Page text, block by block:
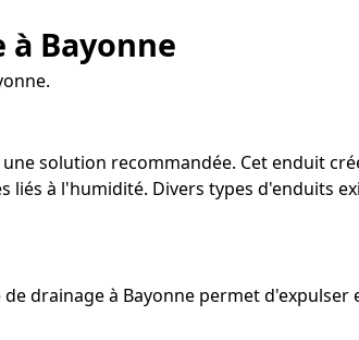
Bayonne
solution recommandée. Cet enduit
à l'humidité. Divers types d'enduits
drainage à Bayonne permet d'expulser